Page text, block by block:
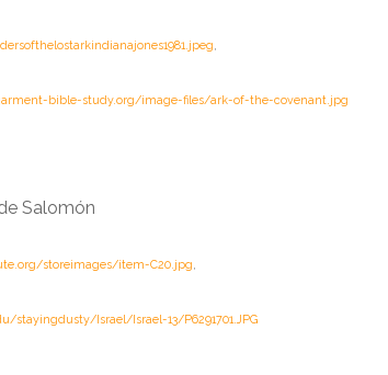
bible-study.org/image-files/ark-of-the-covenant.jpg
Salomón
storeimages/item-C20.jpg
stayingdusty/Israel/Israel-13/P6291701.JPG